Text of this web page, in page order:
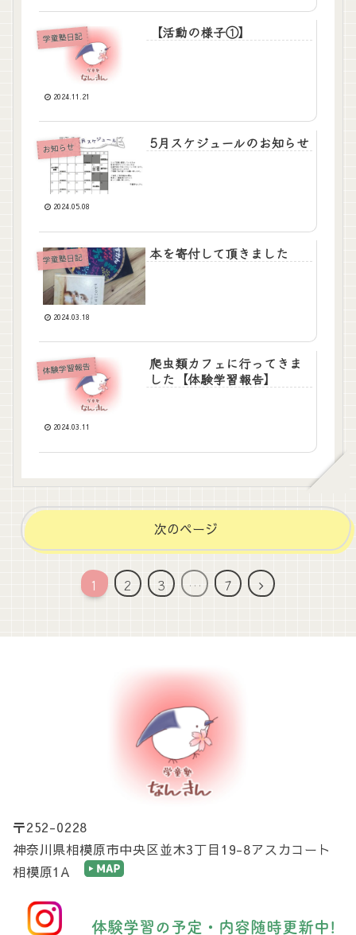
学童塾日記 【活動の様子①】
2024.11.21
お知らせ 5月スケジュールのお知らせ
2024.05.08
学童塾日記 本を寄付して頂きました
2024.03.18
体験学習報告
爬虫類カフェに行ってきま
した【体験学習報告】
2024.03.11
次のページ
1 2 3 … 7
〒252-0228
神奈川県相模原市中央区並木3丁目19-8アスカコート
相模原1A
体験学習の予定・内容随時更新中!